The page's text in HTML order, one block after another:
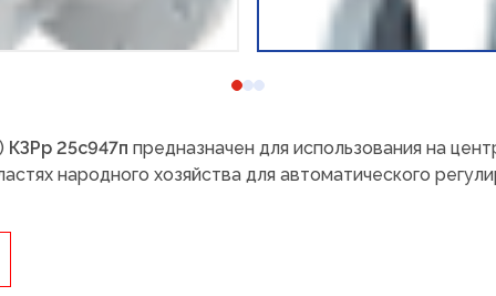
КЗРр 25с947п предназначен для использования на
народного хозяйства для автоматического